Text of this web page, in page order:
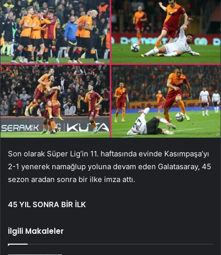
Son olarak Süper Lig’in 11. haftasında evinde Kasımpaşa’yı
2-1 yenerek namağlup yoluna devam eden Galatasaray, 45
sezon aradan sonra bir ilke imza attı.
45 YIL SONRA BİR İLK
İlgili Makaleler